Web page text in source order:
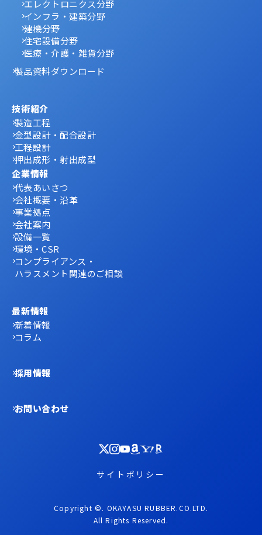
エレクトロニクス分野
インフラ・建築分野
建機分野
住宅設備分野
医療・介護・雑貨分野
製品資料ダウンロード
技術紹介
製造工程
金型設計・配合設計
工程設計
押出成形・射出成型
企業情報
代表あいさつ
会社概要・沿革
事業拠点
会社案内
設備一覧
環境・CSR
コンプライアンス・
ハラスメント関連のご相談
最新情報
新着情報
コラム
採用情報
お問い合わせ
サイトポリシー
Copyright ©. OKAYASU RUBBER.CO.LTD.
All Rights Reserved.